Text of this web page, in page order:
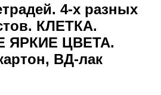
4-х разных
КЛЕТКА.
ЦВЕТА.
ВД-лак